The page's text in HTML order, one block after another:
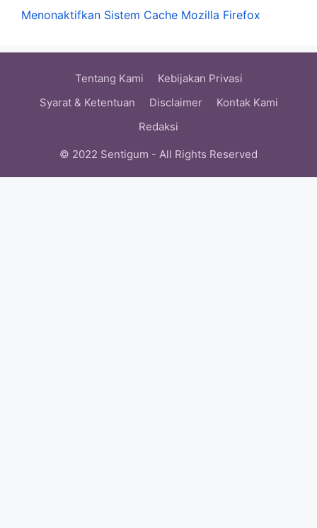
Menonaktifkan Sistem Cache Mozilla Firefox
Tentang Kami
Kebijakan Privasi
Syarat & Ketentuan
Disclaimer
Kontak Kami
Redaksi
© 2022 Sentigum - All Rights Reserved